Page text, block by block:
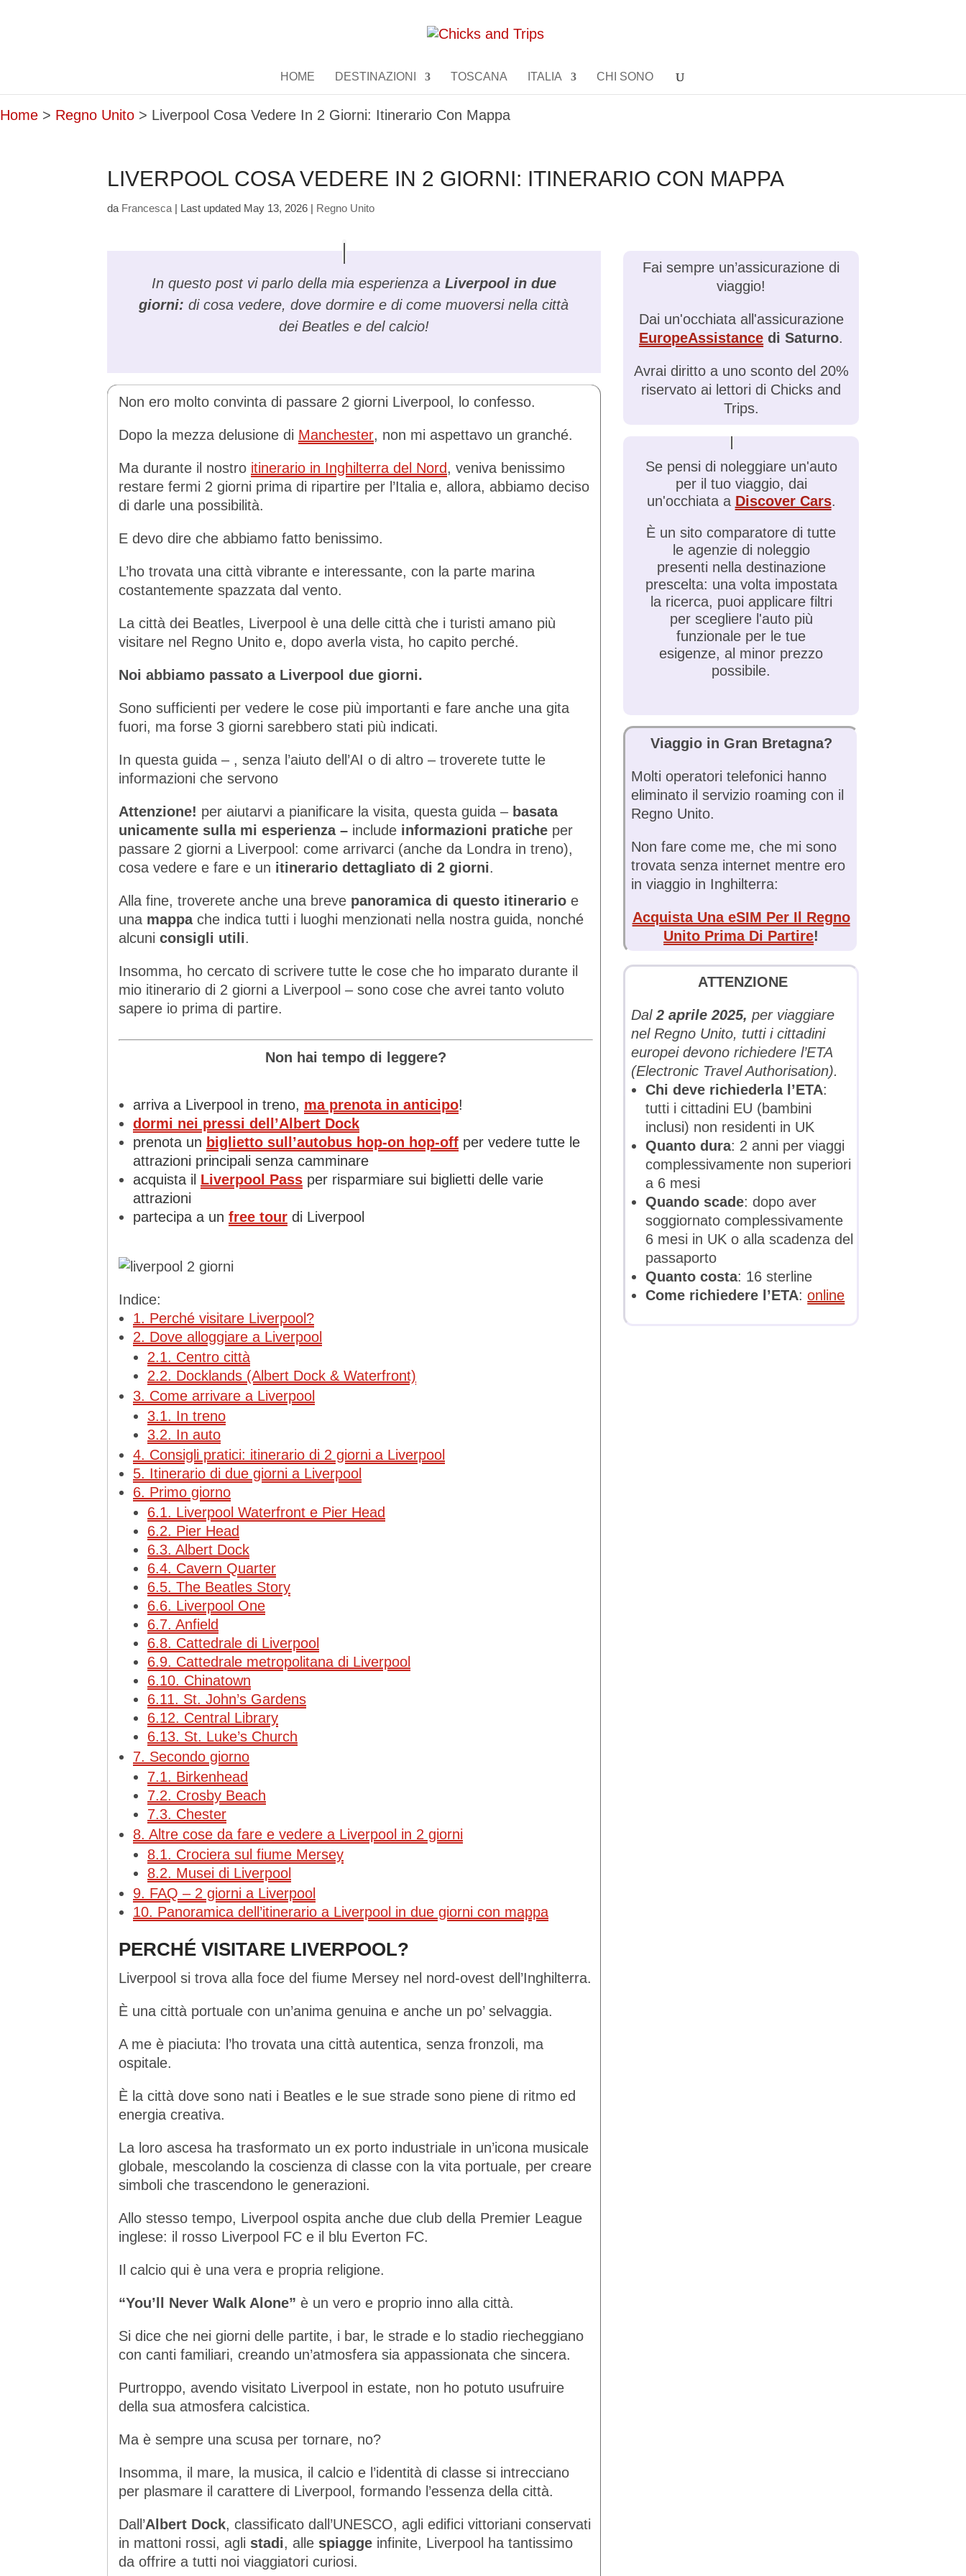
HOME DESTINAZIONI TOSCANA ITALIA CHI SONO
Home > Regno Unito > Liverpool Cosa Vedere In 2 Giorni: Itinerario Con Mappa
LIVERPOOL COSA VEDERE IN 2 GIORNI: ITINERARIO CON MAPPA
da Francesca | Last updated May 13, 2026 | Regno Unito
In questo post vi parlo della mia esperienza a Liverpool in due
giorni: di cosa vedere, dove dormire e di come muoversi nella città
dei Beatles e del calcio!
Non ero molto convinta di passare 2 giorni Liverpool, lo confesso.
Dopo la mezza delusione di Manchester, non mi aspettavo un granché.
Ma durante il nostro itinerario in Inghilterra del Nord, veniva benissimo
restare fermi 2 giorni prima di ripartire per l’Italia e, allora, abbiamo deciso
di darle una possibilità.
E devo dire che abbiamo fatto benissimo.
L’ho trovata una città vibrante e interessante, con la parte marina
costantemente spazzata dal vento.
La città dei Beatles, Liverpool è una delle città che i turisti amano più
visitare nel Regno Unito e, dopo averla vista, ho capito perché.
Noi abbiamo passato a Liverpool due giorni.
Sono sufficienti per vedere le cose più importanti e fare anche una gita
fuori, ma forse 3 giorni sarebbero stati più indicati.
In questa guida – , senza l’aiuto dell’AI o di altro – troverete tutte le
informazioni che servono
Attenzione! per aiutarvi a pianificare la visita, questa guida – basata
unicamente sulla mi esperienza – include informazioni pratiche per
passare 2 giorni a Liverpool: come arrivarci (anche da Londra in treno),
cosa vedere e fare e un itinerario dettagliato di 2 giorni.
Alla fine, troverete anche una breve panoramica di questo itinerario e
una mappa che indica tutti i luoghi menzionati nella nostra guida, nonché
alcuni consigli utili.
Insomma, ho cercato di scrivere tutte le cose che ho imparato durante il
mio itinerario di 2 giorni a Liverpool – sono cose che avrei tanto voluto
sapere io prima di partire.
Non hai tempo di leggere?
arriva a Liverpool in treno, ma prenota in anticipo!
dormi nei pressi dell’Albert Dock
prenota un biglietto sull’autobus hop-on hop-off per vedere tutte le
attrazioni principali senza camminare
acquista il Liverpool Pass per risparmiare sui biglietti delle varie
attrazioni
partecipa a un free tour di Liverpool
Indice:
1. Perché visitare Liverpool?
2. Dove alloggiare a Liverpool
2.1. Centro città
2.2. Docklands (Albert Dock & Waterfront)
3. Come arrivare a Liverpool
3.1. In treno
3.2. In auto
4. Consigli pratici: itinerario di 2 giorni a Liverpool
5. Itinerario di due giorni a Liverpool
6. Primo giorno
6.1. Liverpool Waterfront e Pier Head
6.2. Pier Head
6.3. Albert Dock
6.4. Cavern Quarter
6.5. The Beatles Story
6.6. Liverpool One
6.7. Anfield
6.8. Cattedrale di Liverpool
6.9. Cattedrale metropolitana di Liverpool
6.10. Chinatown
6.11. St. John’s Gardens
6.12. Central Library
6.13. St. Luke’s Church
7. Secondo giorno
7.1. Birkenhead
7.2. Crosby Beach
7.3. Chester
8. Altre cose da fare e vedere a Liverpool in 2 giorni
8.1. Crociera sul fiume Mersey
8.2. Musei di Liverpool
9. FAQ – 2 giorni a Liverpool
10. Panoramica dell’itinerario a Liverpool in due giorni con mappa
PERCHÉ VISITARE LIVERPOOL?
Liverpool si trova alla foce del fiume Mersey nel nord-ovest dell’Inghilterra.
È una città portuale con un’anima genuina e anche un po’ selvaggia.
A me è piaciuta: l’ho trovata una città autentica, senza fronzoli, ma
ospitale.
È la città dove sono nati i Beatles e le sue strade sono piene di ritmo ed
energia creativa.
La loro ascesa ha trasformato un ex porto industriale in un’icona musicale
globale, mescolando la coscienza di classe con la vita portuale, per creare
simboli che trascendono le generazioni.
Allo stesso tempo, Liverpool ospita anche due club della Premier League
inglese: il rosso Liverpool FC e il blu Everton FC.
Il calcio qui è una vera e propria religione.
“You’ll Never Walk Alone” è un vero e proprio inno alla città.
Si dice che nei giorni delle partite, i bar, le strade e lo stadio riecheggiano
con canti familiari, creando un’atmosfera sia appassionata che sincera.
Purtroppo, avendo visitato Liverpool in estate, non ho potuto usufruire
della sua atmosfera calcistica.
Ma è sempre una scusa per tornare, no?
Insomma, il mare, la musica, il calcio e l’identità di classe si intrecciano
per plasmare il carattere di Liverpool, formando l’essenza della città.
Dall’Albert Dock, classificato dall’UNESCO, agli edifici vittoriani conservati
in mattoni rossi, agli stadi, alle spiagge infinite, Liverpool ha tantissimo
da offrire a tutti noi viaggiatori curiosi.
Fai sempre un’assicurazione di
viaggio!
Dai un'occhiata all'assicurazione
EuropeAssistance di Saturno.
Avrai diritto a uno sconto del 20%
riservato ai lettori di Chicks and
Trips.
Se pensi di noleggiare un'auto
per il tuo viaggio, dai
un'occhiata a Discover Cars.
È un sito comparatore di tutte
le agenzie di noleggio
presenti nella destinazione
prescelta: una volta impostata
la ricerca, puoi applicare filtri
per scegliere l'auto più
funzionale per le tue
esigenze, al minor prezzo
possibile.
Viaggio in Gran Bretagna?
Molti operatori telefonici hanno
eliminato il servizio roaming con il
Regno Unito.
Non fare come me, che mi sono
trovata senza internet mentre ero
in viaggio in Inghilterra:
Acquista Una eSIM Per Il Regno
Unito Prima Di Partire!
ATTENZIONE
Dal2 aprile 2025, per viaggiare
nel Regno Unito, tutti i cittadini
europei devono richiedere l’ETA
(Electronic Travel Authorisation).
Chi deve richiederla l’ETA:
tutti i cittadini EU (bambini
inclusi) non residenti in UK
Quanto dura: 2 anni per viaggi
complessivamente non superiori
a 6 mesi
Quando scade: dopo aver
soggiornato complessivamente
6 mesi in UK o alla scadenza del
passaporto
Quanto costa: 16 sterline
Come richiedere l’ETA:online